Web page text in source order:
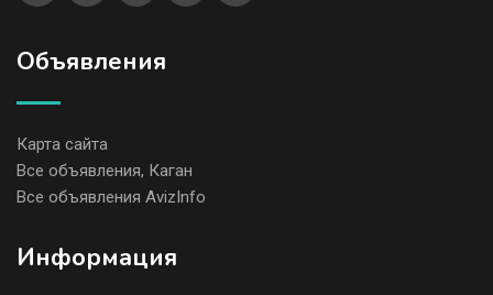
Объявления
Карта сайта
Все объявления, Каган
Все объявления AvizInfo
Информация